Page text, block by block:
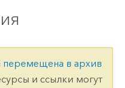
перемещена в архив
и ссылки могут